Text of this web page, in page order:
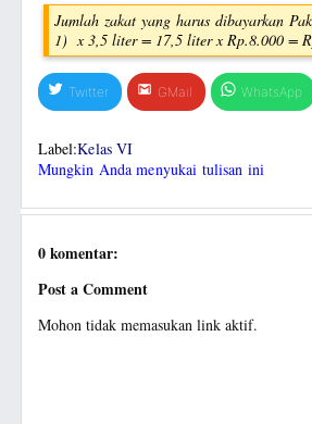
Jumlah zakat yang harus dibayarkan
1) x 3,5 liter = 17,5 liter x Rp.8.000 =
Twitter GMail WhatsApp
Label:Kelas VI
Mungkin Anda menyukai tulisan ini
0 komentar:
Post a Comment
Mohon tidak memasukan link aktif.